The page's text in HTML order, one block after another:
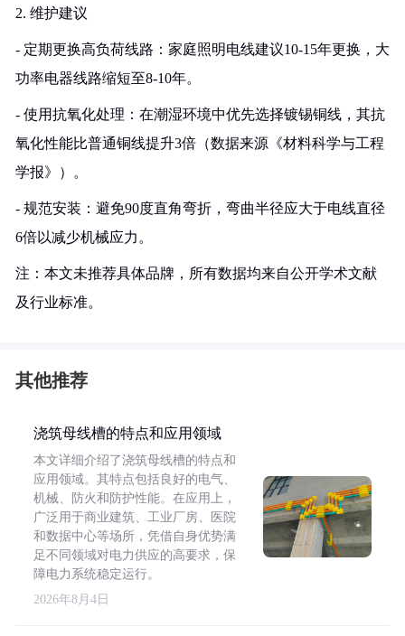
2. 维护建议
- 定期更换高负荷线路：家庭照明电线建议10-15年更换，大
功率电器线路缩短至8-10年。
- 使用抗氧化处理：在潮湿环境中优先选择镀锡铜线，其抗
氧化性能比普通铜线提升3倍（数据来源《材料科学与工程
学报》）。
- 规范安装：避免90度直角弯折，弯曲半径应大于电线直径
6倍以减少机械应力。
注：本文未推荐具体品牌，所有数据均来自公开学术文献
及行业标准。
其他推荐
浇筑母线槽的特点和应用领域
本文详细介绍了浇筑母线槽的特点和
应用领域。其特点包括良好的电气、
机械、防火和防护性能。在应用上，
广泛用于商业建筑、工业厂房、医院
和数据中心等场所，凭借自身优势满
足不同领域对电力供应的高要求，保
障电力系统稳定运行。
2026年8月4日